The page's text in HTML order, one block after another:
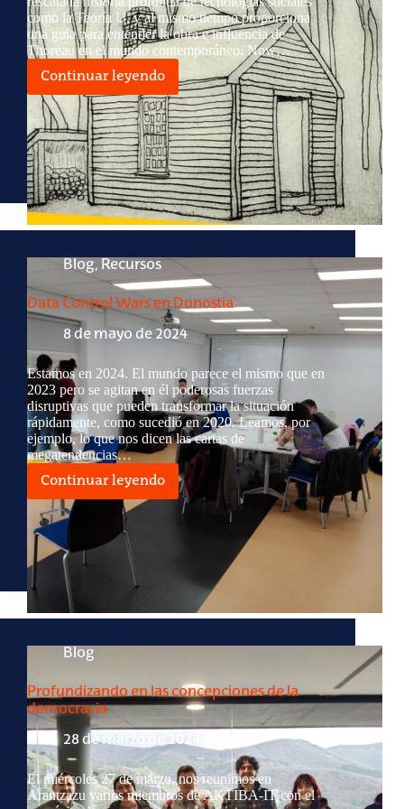
como la Teoría U, y al mismo tiempo proporciona
una guía para entender la obra e influencia de
Thoreau en el mundo contemporáneo. Now…
Continuar leyendo
House
of
Change
Blog, Recursos
Data Control Wars en Donostia
8 de mayo de 2024
Estamos en 2024. El mundo parece el mismo que en
2023 pero se agitan en él poderosas fuerzas
disruptivas que pueden transformar la situación
rápidamente, como sucedió en 2020. Leamos, por
ejemplo, lo que nos dicen las cartas de
megatendencias…
Continuar leyendo
Data
Control
Wars
en
Donostia
Blog
Profundizando en las concepciones de la
democracia
28 de marzo de 2024
El miércoles 27 de marzo, nos reunimos en
Arantzazu varios miembros de AKTIBA-IT con el